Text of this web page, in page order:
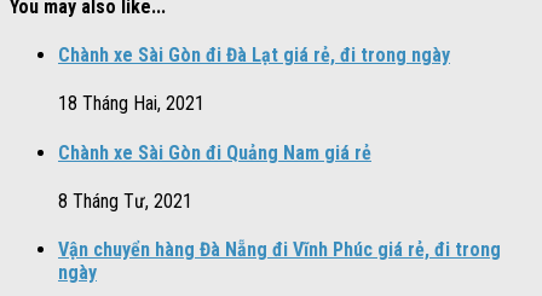
You may also like...
Chành xe Sài Gòn đi Đà Lạt giá rẻ, đi trong ngày
18 Tháng Hai, 2021
Chành xe Sài Gòn đi Quảng Nam giá rẻ
8 Tháng Tư, 2021
Vận chuyển hàng Đà Nẵng đi Vĩnh Phúc giá rẻ, đi trong
ngày